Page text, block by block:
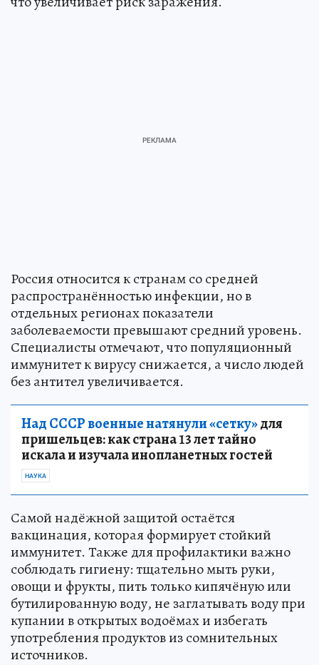
Россия относится к странам со средней
распространённостью инфекции, но в
отдельных регионах показатели
заболеваемости превышают средний уровень.
Специалисты отмечают, что популяционный
иммунитет к вирусу снижается, а число людей
без антител увеличивается.
Над СССР военные натянули «сетку»для
пришельцев: как страна 13 лет тайно
искала и изучала инопланетных гостей
НАУКА
Самой надёжной защитой остаётся
вакцинация, которая формирует стойкий
иммунитет. Также для профилактики важно
соблюдать гигиену: тщательно мыть руки,
овощи и фрукты, пить только кипячёную или
бутилированную воду, не заглатывать воду при
купании в открытых водоёмах и избегать
употребления продуктов из сомнительных
источников.